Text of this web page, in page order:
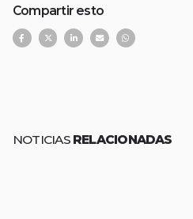
Compartir esto
NOTICIAS RELACIONADAS